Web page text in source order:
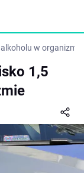
w organizmie
1,5